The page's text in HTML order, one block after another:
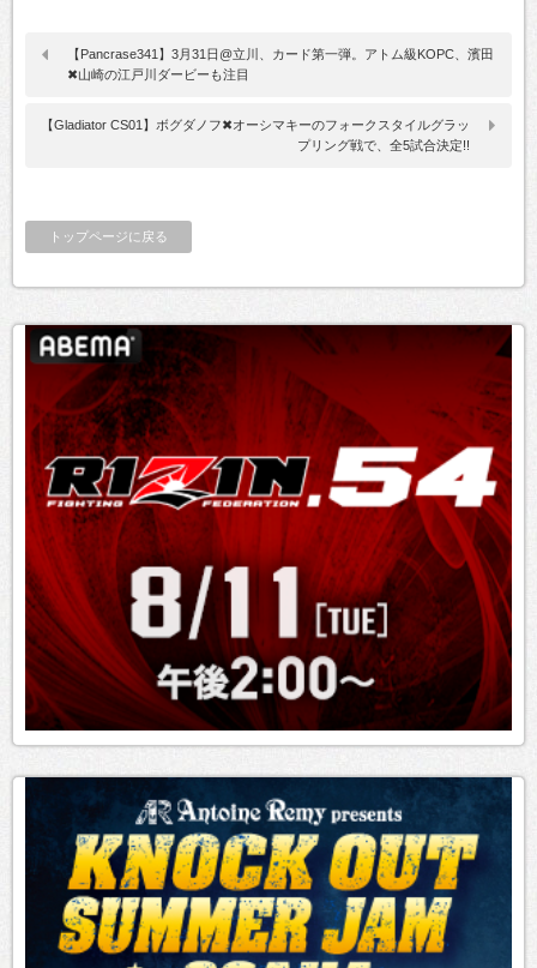
【Pancrase341】3月31日@立川、カード第一弾。アトム級KOPC、濱田
✖山崎の江戸川ダービーも注目
【Gladiator CS01】ボグダノフ✖オーシマキーのフォークスタイルグラッ
プリング戦で、全5試合決定!!
トップページに戻る